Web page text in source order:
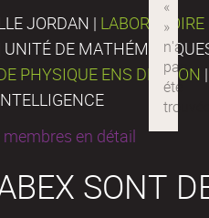
JORDAN |
UNITÉ DE
PHYSIQUE ENS DE LYON
en détail
SONT